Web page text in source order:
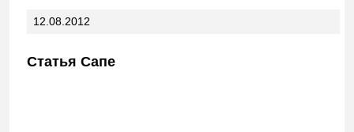
12.08.2012
Статья Сапе